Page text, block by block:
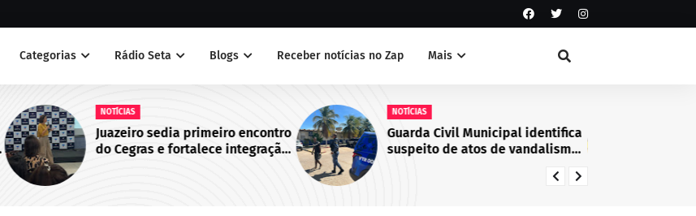
Categorias Rádio Seta Blogs Receber notícias no Zap Mais
NOTÍCIAS
Juazeiro sedia primeiro encontro
do Cegras e fortalece integração
NOTÍCIAS
Guarda Civil Municipal identifica
suspeito de atos de vandalismo